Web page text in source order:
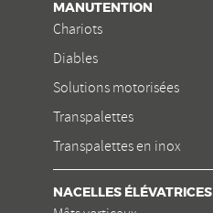
MANUTENTION
Chariots
Diables
Solutions motorisées
Transpalettes
Transpalettes en inox
NACELLES ÉLÉVATRICES